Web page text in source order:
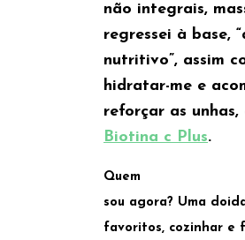
não integrais,
regressei à base,
nutritivo”, assim
hidratar-me e
reforçar as
Biotina c Plus.
Quem
sou agora? Uma
favoritos, cozinhar e